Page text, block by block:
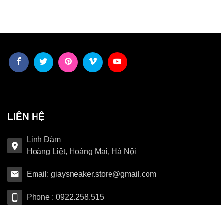
LIÊN HỆ
Linh Đàm
Hoàng Liệt, Hoàng Mai, Hà Nội
Email: giaysneaker.store@gmail.com
Phone : 0922.258.515